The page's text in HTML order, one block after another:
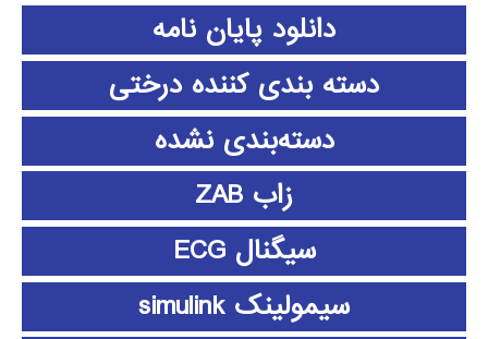
دانلود پايان نامه
دسته بندی کننده درختی
دسته‌بندی نشده
زاب ZAB
سیگنال ECG
سیمولینک simulink